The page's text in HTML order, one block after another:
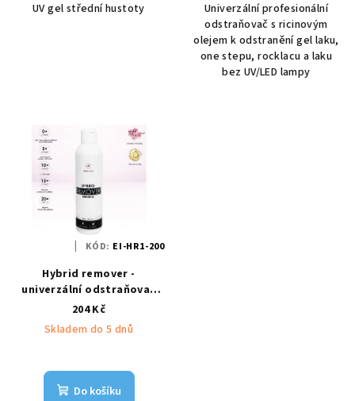
UV gel střední hustoty
Univerzální profesionální
odstraňovač s ricinovým
olejem k odstranění gel laku,
one stepu, rocklacu a laku
bez UV/LED lampy
Hybrid remover -
univerzální odstraňovač
200ml Enii-nails
204 Kč
Skladem do 5 dnů
Do košíku
KÓD: EI-HR1-200